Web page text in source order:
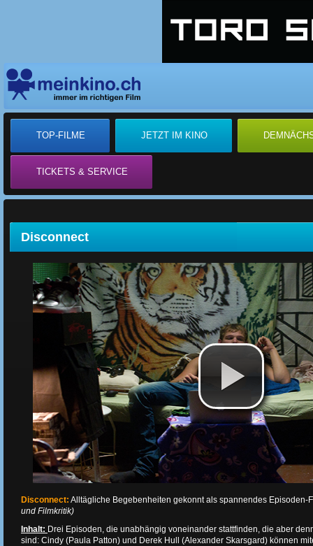
TOP-FILME JETZT IM KINO
TICKETS & SERVICE
Disconnect
Disconnect: Alltägliche Begebenheiten gekonnt als spannendes Episoden-
und Filmkritik)
Inhalt: Drei Episoden, die unabhängig voneinander stattfinden, die aber
sind: Cindy (Paula Patton) und Derek Hull (Alexander Skarsgard) können